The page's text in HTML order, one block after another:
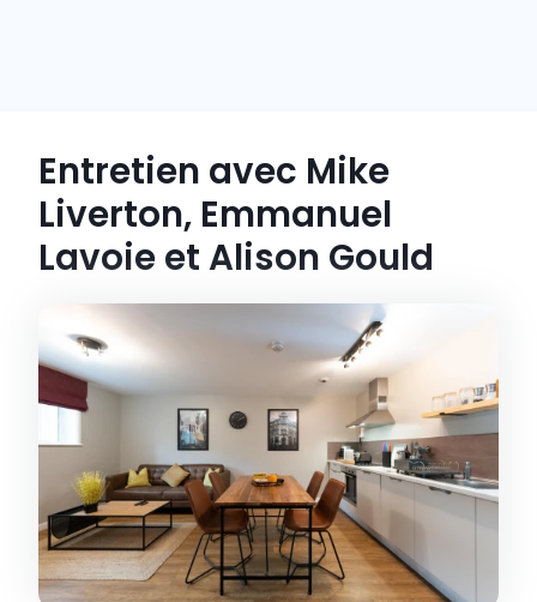
Entretien avec Mike
Liverton, Emmanuel
Lavoie et Alison Gould